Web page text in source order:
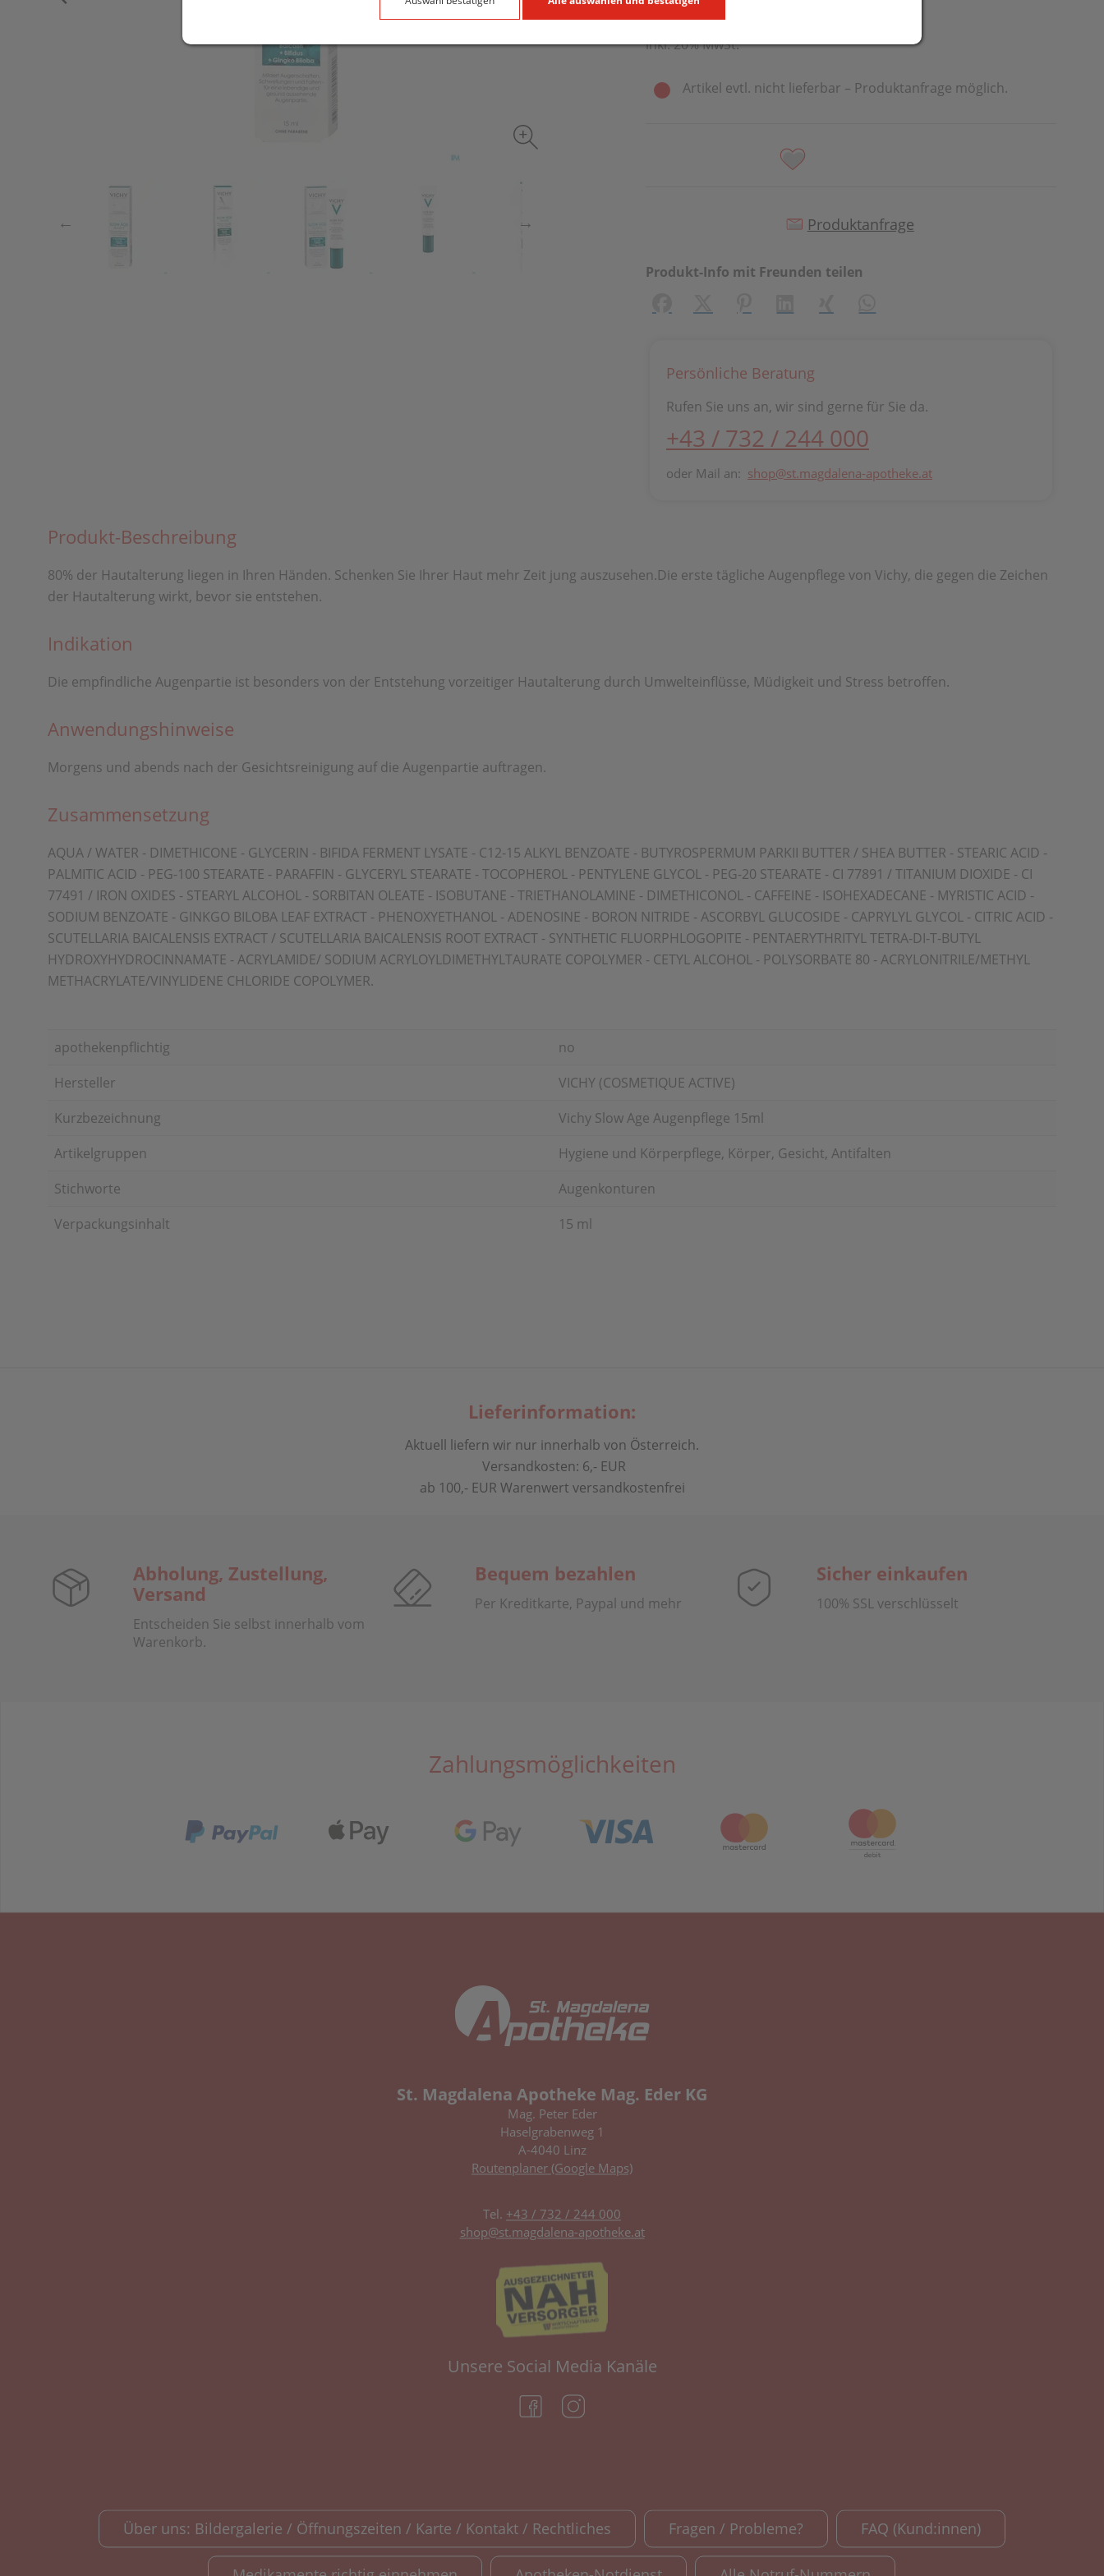
inkl. 20% MwSt.
Artikel evtl. nicht lieferbar – Produktanfrage möglich.
Produktanfrage
Produkt-Info mit Freunden teilen
Persönliche Beratung
Rufen Sie uns an, wir sind gerne für Sie da.
+43 / 732 / 244 000
oder Mail an: shop@st.magdalena-apotheke.at
Produkt-Beschreibung
80% der Hautalterung liegen in Ihren Händen. Schenken Sie Ihrer Haut mehr Zeit jung auszusehen.Die erste tägliche Augenpflege von Vichy, die gegen die Zeichen
der Hautalterung wirkt, bevor sie entstehen.
Indikation
Die empfindliche Augenpartie ist besonders von der Entstehung vorzeitiger Hautalterung durch Umwelteinflüsse, Müdigkeit und Stress betroffen.
Anwendungshinweise
Morgens und abends nach der Gesichtsreinigung auf die Augenpartie auftragen.
Zusammensetzung
AQUA / WATER - DIMETHICONE - GLYCERIN - BIFIDA FERMENT LYSATE - C12-15 ALKYL BENZOATE - BUTYROSPERMUM PARKII BUTTER / SHEA BUTTER - STEARIC ACID -
PALMITIC ACID - PEG-100 STEARATE - PARAFFIN - GLYCERYL STEARATE - TOCOPHEROL - PENTYLENE GLYCOL - PEG-20 STEARATE - CI 77891 / TITANIUM DIOXIDE - CI
77491 / IRON OXIDES - STEARYL ALCOHOL - SORBITAN OLEATE - ISOBUTANE - TRIETHANOLAMINE - DIMETHICONOL - CAFFEINE - ISOHEXADECANE - MYRISTIC ACID -
SODIUM BENZOATE - GINKGO BILOBA LEAF EXTRACT - PHENOXYETHANOL - ADENOSINE - BORON NITRIDE - ASCORBYL GLUCOSIDE - CAPRYLYL GLYCOL - CITRIC ACID -
SCUTELLARIA BAICALENSIS EXTRACT / SCUTELLARIA BAICALENSIS ROOT EXTRACT - SYNTHETIC FLUORPHLOGOPITE - PENTAERYTHRITYL TETRA-DI-T-BUTYL
HYDROXYHYDROCINNAMATE - ACRYLAMIDE/ SODIUM ACRYLOYLDIMETHYLTAURATE COPOLYMER - CETYL ALCOHOL - POLYSORBATE 80 - ACRYLONITRILE/METHYL
METHACRYLATE/VINYLIDENE CHLORIDE COPOLYMER.
apothekenpflichtig
no
Hersteller
VICHY (COSMETIQUE ACTIVE)
Kurzbezeichnung
Vichy Slow Age Augenpflege 15ml
Artikelgruppen
Hygiene und Körperpflege, Körper, Gesicht, Antifalten
Stichworte
Augenkonturen
Verpackungsinhalt
15 ml
Lieferinformation:
Aktuell liefern wir nur innerhalb von Österreich.
Versandkosten: 6,- EUR
ab 100,- EUR Warenwert versandkostenfrei
Abholung, Zustellung,
Versand
Entscheiden Sie selbst innerhalb vom
Warenkorb.
Bequem bezahlen
Per Kreditkarte, Paypal und mehr
Sicher einkaufen
100% SSL verschlüsselt
Zahlungsmöglichkeiten
St. Magdalena Apotheke Mag. Eder KG
Mag. Peter Eder
Haselgrabenweg 1
A-4040 Linz
Routenplaner (Google Maps)
Tel. +43 / 732 / 244 000
shop@st.magdalena-apotheke.at
Unsere Social Media Kanäle
(öffnet in neuem Tab)
Über uns: Bildergalerie / Öffnungszeiten / Karte / Kontakt / Rechtliches Fragen / Probleme? FAQ (Kund:innen)